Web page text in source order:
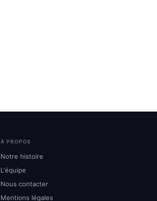
À PROPOS
Notre histoire
L'équipe
Nous contacter
Mentions légales